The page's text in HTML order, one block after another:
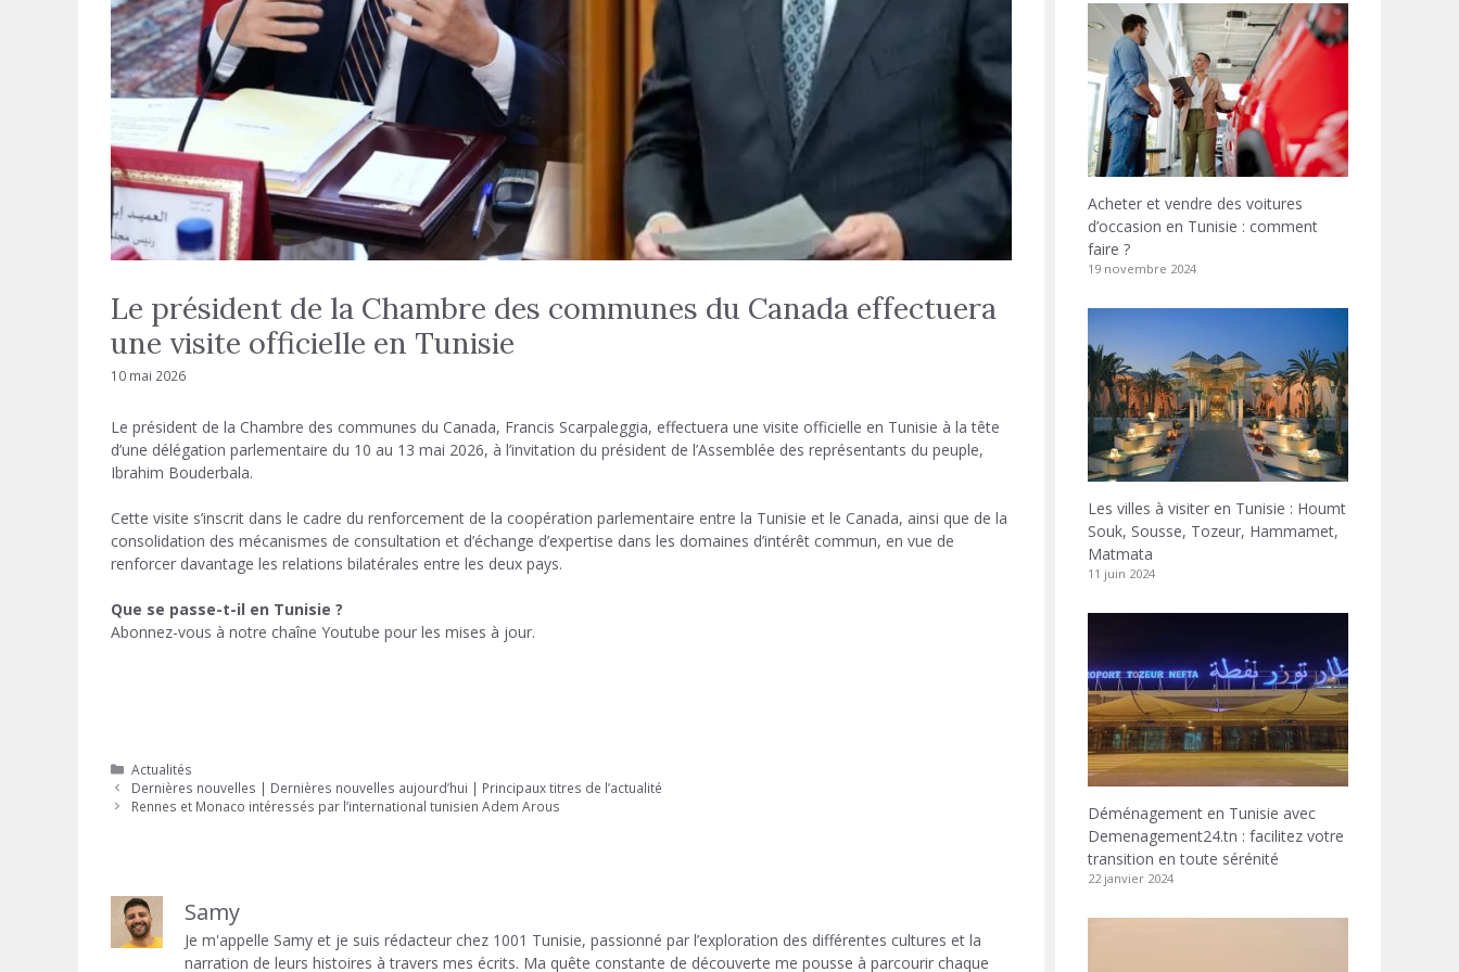
Le président de la Chambre des communes du Canada effectuera
une visite officielle en Tunisie
10 mai 2026
Le président de la Chambre des communes du Canada, Francis Scarpaleggia, effectuera une visite officielle en Tunisie à la tête
d’une délégation parlementaire du 10 au 13 mai 2026, à l’invitation du président de l’Assemblée des représentants du peuple,
Ibrahim Bouderbala.
Cette visite s’inscrit dans le cadre du renforcement de la coopération parlementaire entre la Tunisie et le Canada, ainsi que de la
consolidation des mécanismes de consultation et d’échange d’expertise dans les domaines d’intérêt commun, en vue de
renforcer davantage les relations bilatérales entre les deux pays.
Que se passe-t-il en Tunisie ?
Abonnez-vous à notre chaîne Youtube pour les mises à jour.
Catégories
Actualités
Dernières nouvelles | Dernières nouvelles aujourd’hui | Principaux titres de l’actualité
Rennes et Monaco intéressés par l’international tunisien Adem Arous
Samy
Je m'appelle Samy et je suis rédacteur chez 1001 Tunisie, passionné par l’exploration des différentes cultures et la
narration de leurs histoires à travers mes écrits. Ma quête constante de découverte me pousse à parcourir chaque
Acheter et vendre des voitures
d’occasion en Tunisie : comment
faire ?
19 novembre 2024
Les villes à visiter en Tunisie : Houmt
Souk, Sousse, Tozeur, Hammamet,
Matmata
11 juin 2024
Déménagement en Tunisie avec
Demenagement24.tn : facilitez votre
transition en toute sérénité
22 janvier 2024